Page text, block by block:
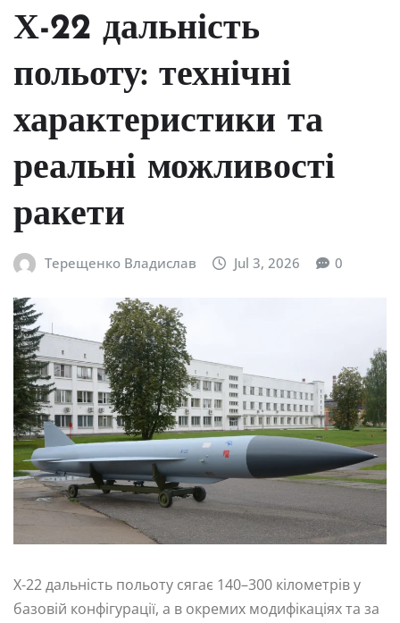
Х-22 дальність
польоту: технічні
характеристики та
реальні можливості
ракети
Терещенко Владислав Jul 3, 2026 0
Х-22 дальність польоту сягає 140–300 кілометрів у
базовій конфігурації, а в окремих модифікаціях та за